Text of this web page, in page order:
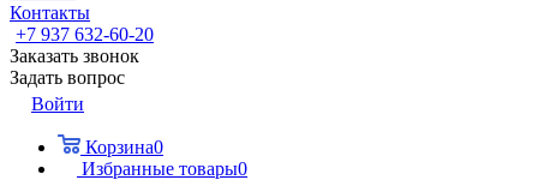
Контакты
+7 937 632-60-20
Заказать звонок
Задать вопрос
Войти
Корзина0
Избранные товары0